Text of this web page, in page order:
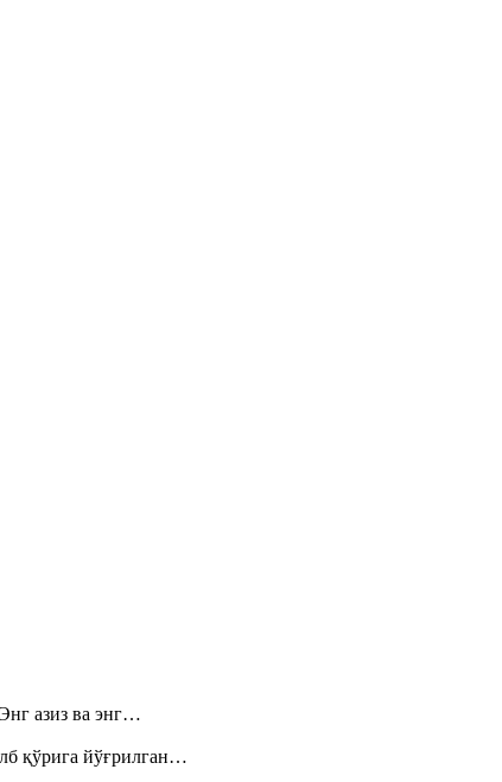
азиз ва энг…
қўрига йўғрилган…